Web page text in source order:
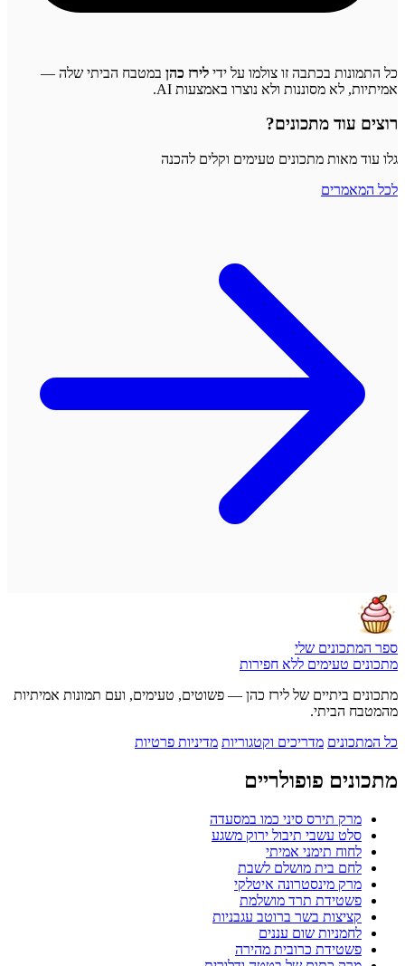
כל התמונות בכתבה זו צולמו על ידילירז כהןבמטבח הביתי שלה —
אמיתיות, לא מסוננות ולא נוצרו באמצעות AI.
רוצים עוד מתכונים?
גלו עוד מאות מתכונים טעימים וקלים להכנה
לכל המאמרים
ספר המתכונים שלי
מתכונים טעימים ללא חפירות
מתכונים ביתיים של לירז כהן — פשוטים, טעימים, ועם תמונות אמיתיות
מהמטבח הביתי.
כל המתכונים מדריכים וקטגוריות מדיניות פרטיות
מתכונים פופולריים
מרק תירס סיני כמו במסעדה
סלט עשבי תיבול ירוק משגע
לחוח תימני אמיתי
לחם בית מושלם לשבת
מרק מינסטרונה איטלקי
פשטידת תרד מושלמת
קציצות בשר ברוטב עגבניות
לחמניות שום עננים
פשטידת כרובית מהירה